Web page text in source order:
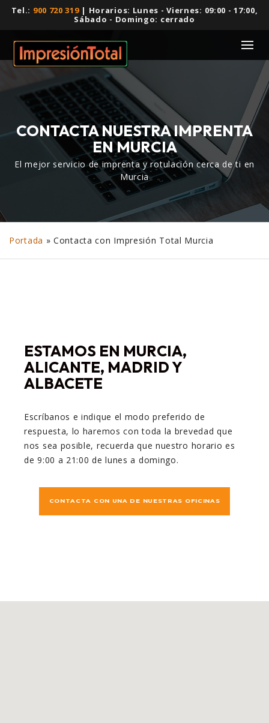
Tel.: 900 720 319| Horarios: Lunes - Viernes: 09:00 - 17:00,
Sábado - Domingo: cerrado
CONTACTA NUESTRA IMPRENTA
EN MURCIA
El mejor servicio de imprenta y rotulación cerca de ti en
Murcia
Portada »Contacta con Impresión Total Murcia
ESTAMOS EN MURCIA,
ALICANTE, MADRID Y
ALBACETE
Escríbanos e indique el modo preferido de
respuesta, lo haremos con toda la brevedad que
nos sea posible, recuerda que nuestro horario es
de 9:00 a 21:00 de lunes a domingo.
CONTACTA CON UNA DE NUESTRAS OFICINAS